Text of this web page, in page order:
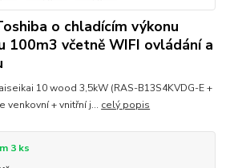
o chladícím výkonu
100m3 včetně WIFI ovládání a
10 wood 3,5kW (RAS-B13S4KVDG-E +
venkovní + vnitřní j... celý popis
3 ks